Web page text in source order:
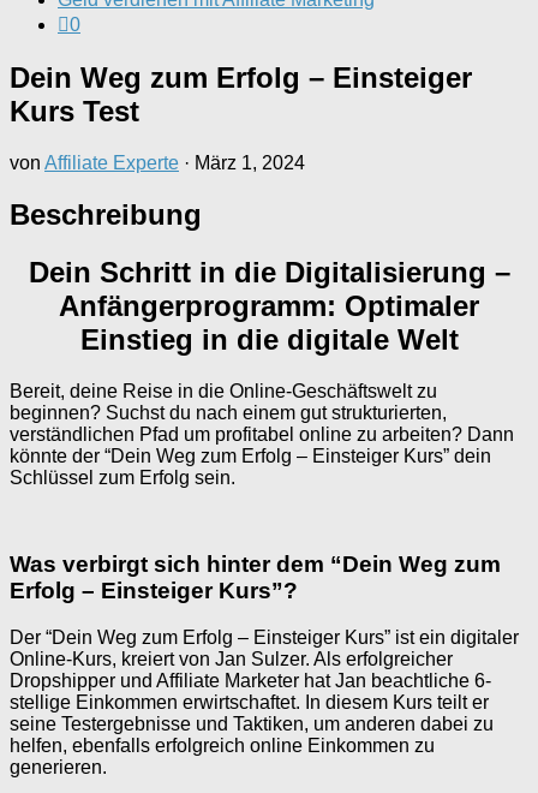
0
Dein Weg zum Erfolg – Einsteiger
Kurs Test
von Affiliate Experte · März 1, 2024
Beschreibung
Dein Schritt in die Digitalisierung –
Anfängerprogramm: Optimaler
Einstieg in die digitale Welt
Bereit, deine Reise in die Online-Geschäftswelt zu
beginnen? Suchst du nach einem gut strukturierten,
verständlichen Pfad um profitabel online zu arbeiten? Dann
könnte der “Dein Weg zum Erfolg – Einsteiger Kurs” dein
Schlüssel zum Erfolg sein.
Was verbirgt sich hinter dem “Dein Weg zum
Erfolg – Einsteiger Kurs”?
Der “Dein Weg zum Erfolg – Einsteiger Kurs” ist ein digitaler
Online-Kurs, kreiert von Jan Sulzer. Als erfolgreicher
Dropshipper und Affiliate Marketer hat Jan beachtliche 6-
stellige Einkommen erwirtschaftet. In diesem Kurs teilt er
seine Testergebnisse und Taktiken, um anderen dabei zu
helfen, ebenfalls erfolgreich online Einkommen zu
generieren.